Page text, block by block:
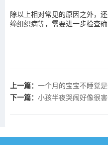
除以上相对常见的原因之外，
缔组织病等，需要进一步检查确
上一篇： 一个月的宝宝不睡觉
下一篇： 小孩半夜哭闹好像很